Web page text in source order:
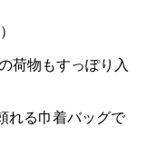
荷物もすっぽり入
れる巾着バッグで